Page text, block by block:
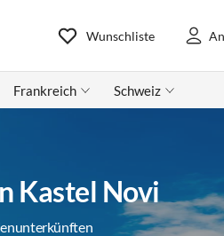
Wunschliste
Frankreich Schweiz
Kastel Novi